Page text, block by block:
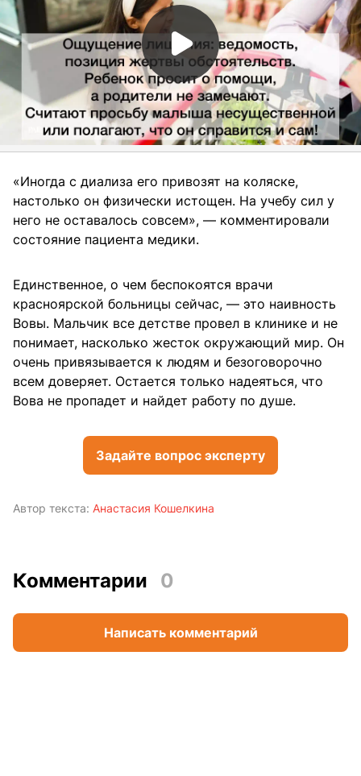
«Иногда с диализа его привозят на коляске,
настолько он физически истощен. На учебу сил у
него не оставалось совсем», — комментировали
состояние пациента медики.
Единственное, о чем беспокоятся врачи
красноярской больницы сейчас, — это наивность
Вовы. Мальчик все детстве провел в клинике и не
понимает, насколько жесток окружающий мир. Он
очень привязывается к людям и безоговорочно
всем доверяет. Остается только надеяться, что
Вова не пропадет и найдет работу по душе.
Задайте вопрос эксперту
Автор текста: Анастасия Кошелкина
Комментарии 0
Написать комментарий